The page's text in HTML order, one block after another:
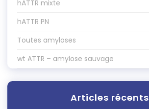
hATTR mixte
hATTR PN
Toutes amyloses
wt ATTR – amylose sauvage
Articles récents